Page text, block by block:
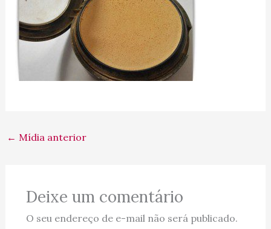
← Mídia anterior
Deixe um comentário
O seu endereço de e-mail não será publicado.